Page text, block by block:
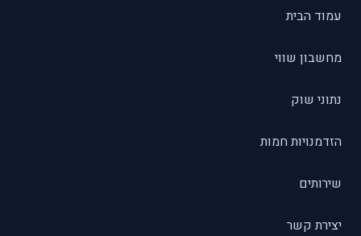
עמוד הבית
מחשבון שווי
נתוני שוק
הזדמנויות חמות
שירותים
יצירת קשר